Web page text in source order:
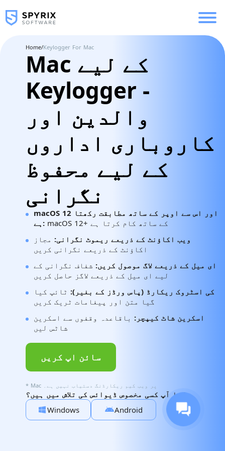
Home/Keylogger For Mac
Mac کے لیے
Keylogger -
والدین اور
کاروباری اداروں
کے لیے محفوظ
نگرانی
macOS 12 اور اس سے اوپر کے ساتھ مطابقت رکھتا
ہے:
macOS 12+ کے ساتھ کام کرتا ہے
ویب اکاؤنٹ کے ذریعے ریموٹ نگرانی: مجاز
اکاؤنٹ کے ذریعے نگرانی کریں
ای میل کے ذریعے لاگ موصول کریں: شفاف نگرانی کے
لیے ای میل کے ذریعے لاگز حاصل کریں
کی اسٹروک ریکارڈ (پاس ورڈز کے بغیر): ٹائپ کیا
گیا متن اور پیغامات ٹریک کریں
اسکرین شاٹ کیپچر: باقاعدہ وقفوں سے اسکرین
شاٹس لیں
سائن اپ کریں
* Mac پر ویب کیم ریکارڈنگ دستیاب نہیں ہے۔
کیا آپ کسی مخصوص ڈیوائس کی تلاش میں ہیں؟
Windows
Android